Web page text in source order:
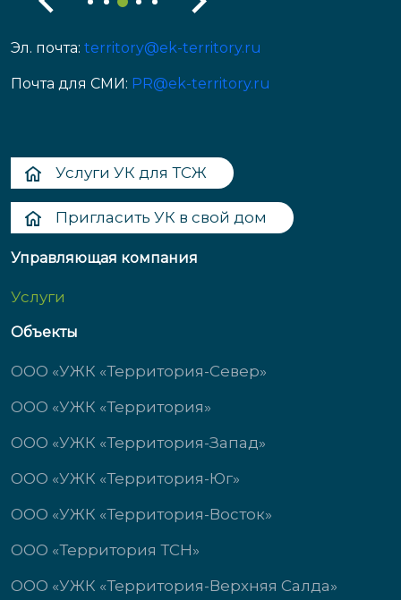
Эл. почта: territory@ek-territory.ru
Почта для СМИ: PR@ek-territory.ru
Услуги УК для ТСЖ
Пригласить УК в свой дом
Управляющая компания
Услуги
Объекты
ООО «УЖК «Территория-Север»
ООО «УЖК «Территория»
ООО «УЖК «Территория-Запад»
ООО «УЖК «Территория-Юг»
ООО «УЖК «Территория-Восток»
ООО «Территория ТСН»
ООО «УЖК «Территория-Верхняя Салда»